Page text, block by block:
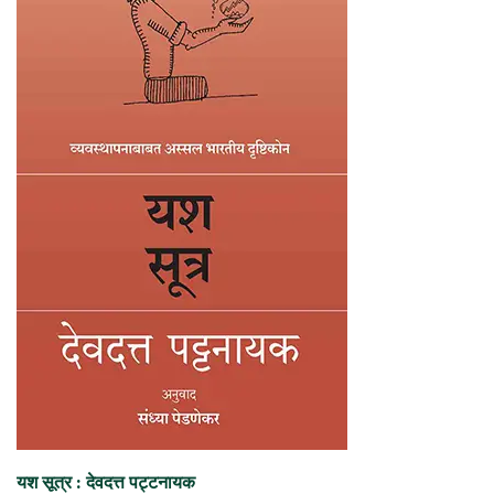
यश सूत्र : देवदत्त पट्टनायक